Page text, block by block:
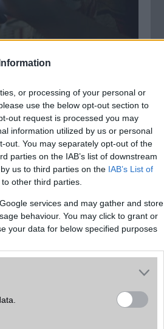
or processing of your personal or
use the below opt-out section to
out request is processed you may
information utilized by us or personal
out. You may separately opt-out of the
parties on the IAB’s list of downstream
us to third parties on the IAB’s List of
other third parties.
services and may gather and store
behaviour. You may click to grant or
your data for below specified purposes